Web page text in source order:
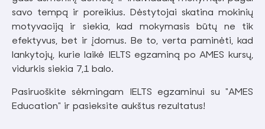
savo tempą ir poreikius. Dėstytojai skatina mokinių
motyvaciją ir siekia, kad mokymasis būtų ne tik
efektyvus, bet ir įdomus. Be to, verta paminėti, kad
lankytojų, kurie laikė IELTS egzaminą po AMES kursų,
vidurkis siekia 7,1 balo.
Pasiruoškite sėkmingam IELTS egzaminui su "AMES
Education" ir pasieksite aukštus rezultatus!